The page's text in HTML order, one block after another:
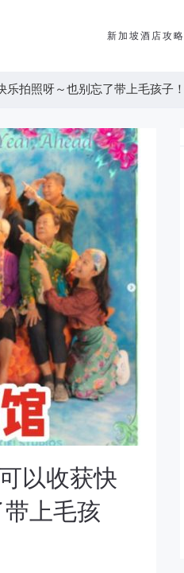
新加坡酒店攻略
拍照呀～也别忘了带上毛孩子！
以收获快
上毛孩